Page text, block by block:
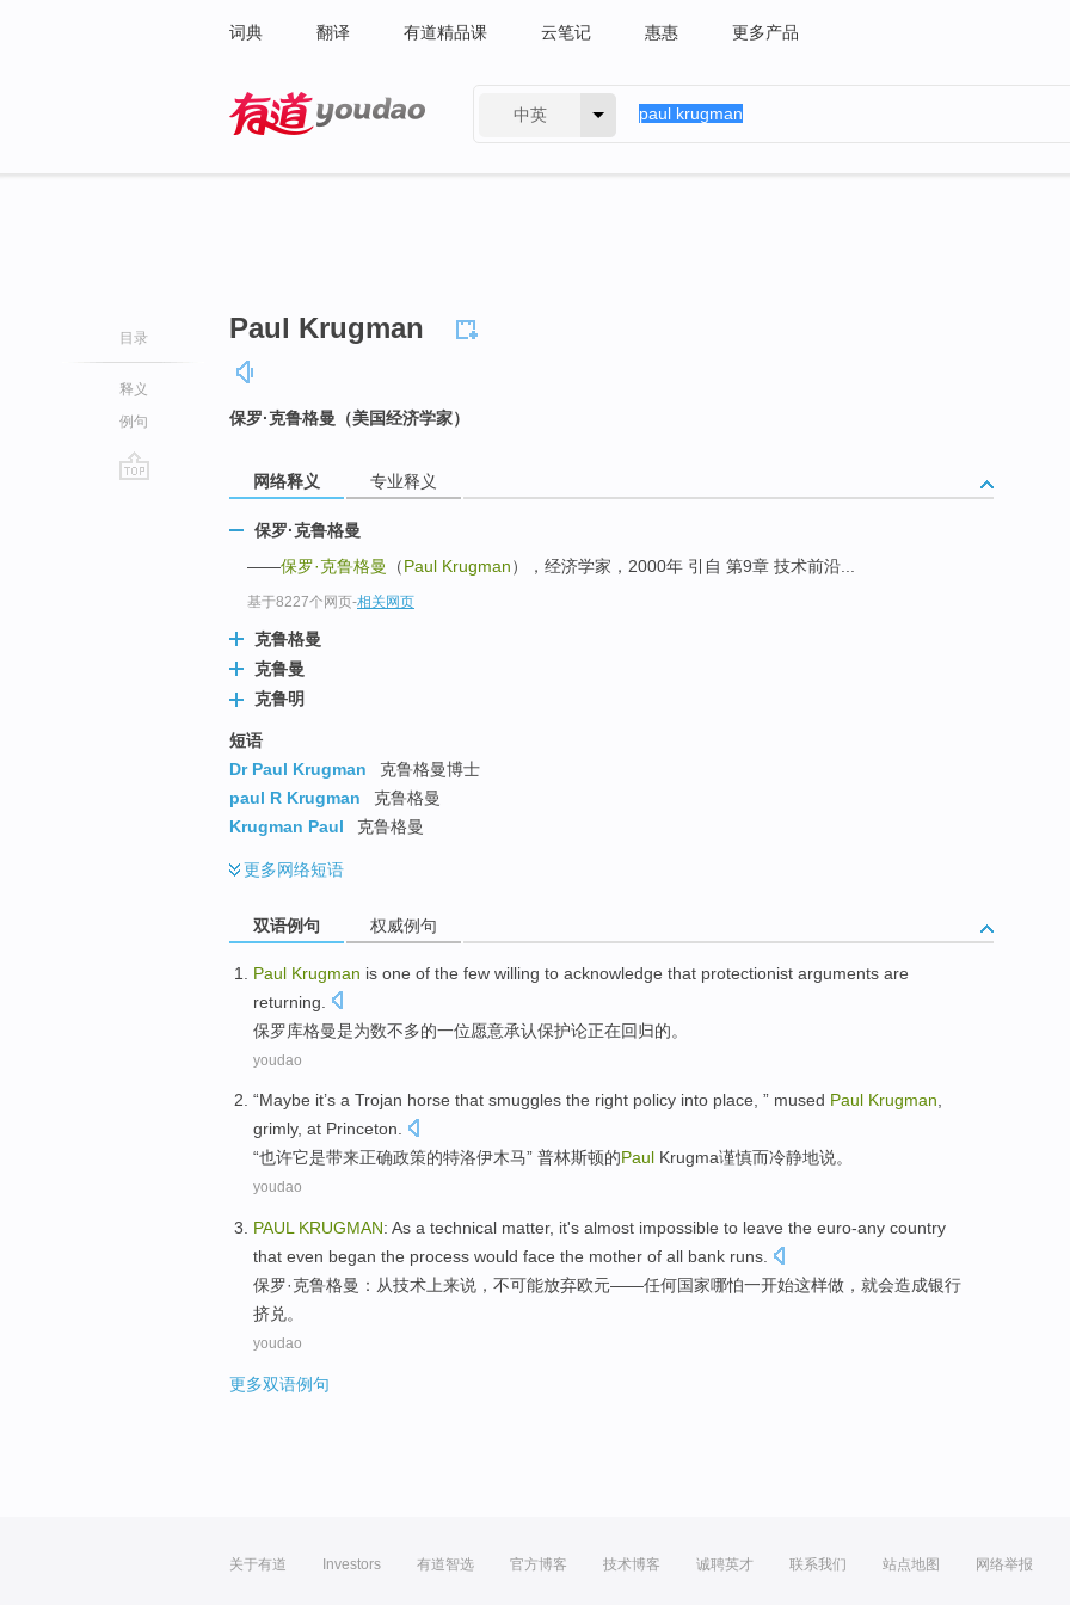
词典 翻译 有道精品课 云笔记 惠惠 更多产品
中英
目录
释义
例句
Paul Krugman
保罗·克鲁格曼（美国经济学家）
网络释义 专业释义
保罗·克鲁格曼
——保罗·克鲁格曼 （Paul Krugman），经济学家，2000年 引自 第9章 技术前沿...
基于8227个网页-相关网页
克鲁格曼
克鲁曼
克鲁明
短语
Dr Paul Krugman
克鲁格曼博士
paul R Krugman
克鲁格曼
Krugman Paul
克鲁格曼
更多网络短语
双语例句 权威例句
Paul Krugman is one of the few willing to acknowledge that protectionist arguments are
returning
保罗库格曼是为数不多的一位愿意承认保护论正在回归的。
youdao
“Maybe it’s a Trojan horse that smuggles the right policy into place, ” mused Paul Krugman,
grimly, at Princeton.
“也许它是带来正确政策的特洛伊木马” 普林斯顿的Paul Krugma谨慎而冷静地说。
youdao
PAUL KRUGMAN: As a technical matter, it's almost impossible to leave the euro-any country
that even began the process would face the mother of all bank runs
保罗·克鲁格曼 ： 从技术 上来说， 不可能放弃欧元——任何国家哪怕一开始这样做， 就会造成银行
挤兑。
youdao
更多双语例句
关于有道 Investors 有道智选 官方博客 技术博客 诚聘英才 联系我们 站点地图 网络举报